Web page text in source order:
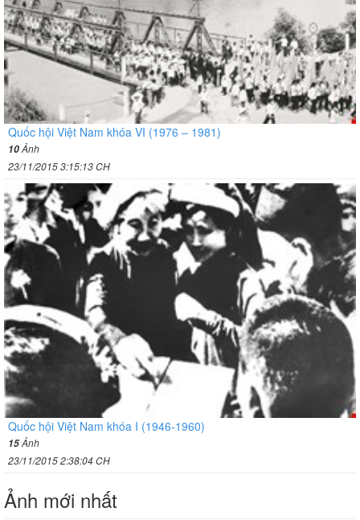
Quốc hội Việt Nam khóa VI (1976 – 1981)
10Ảnh
23/11/2015 3:15:13 CH
Quốc hội Việt Nam khóa I (1946-1960)
15Ảnh
23/11/2015 2:38:04 CH
Ảnh mới nhất